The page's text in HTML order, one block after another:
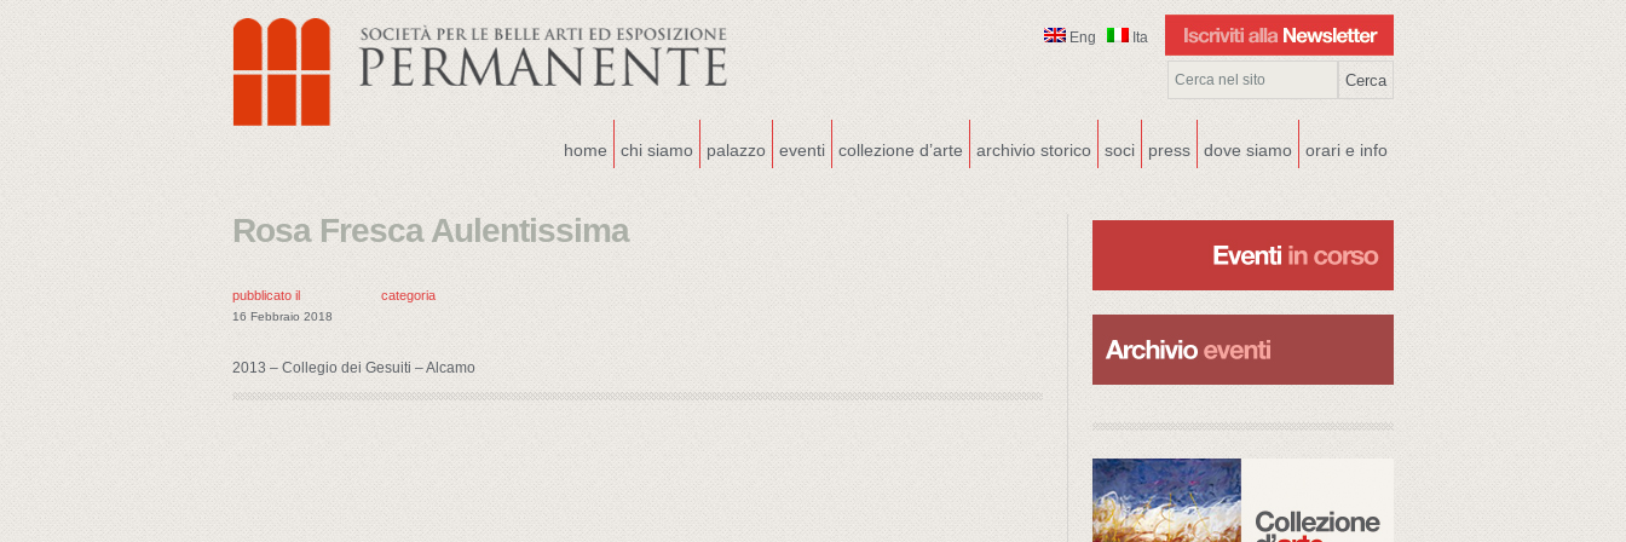
Eng Ita
home chi siamo palazzo eventi collezione d’arte archivio storico soci press dove siamo orari e info
Rosa Fresca Aulentissima
pubblicato il
16 Febbraio 2018
categoria
2013 – Collegio dei Gesuiti – Alcamo